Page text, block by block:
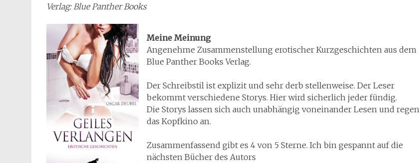
Verlag: Blue Panther Books
Meine Meinung
Angenehme Zusammenstellung erotischer Kurzgeschichten aus dem
Blue Panther Books Verlag.
Der Schreibstil ist explizit und sehr derb stellenweise. Der Leser
bekommt verschiedene Storys. Hier wird sicherlich jeder fündig.
Die Storys lassen sich auch unabhängig voneinander Lesen und regen
das Kopfkino an.
Zusammenfassend gibt es 4 von 5 Sterne. Ich bin gespannt auf die
nächsten Bücher des Autors